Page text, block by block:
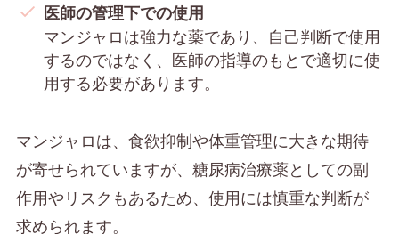
医師の管理下での使用
マンジャロは強力な薬であり、自己判断で使用
するのではなく、医師の指導のもとで適切に使
用する必要があります。
マンジャロは、食欲抑制や体重管理に大きな期待
が寄せられていますが、糖尿病治療薬としての副
作用やリスクもあるため、使用には慎重な判断が
求められます。